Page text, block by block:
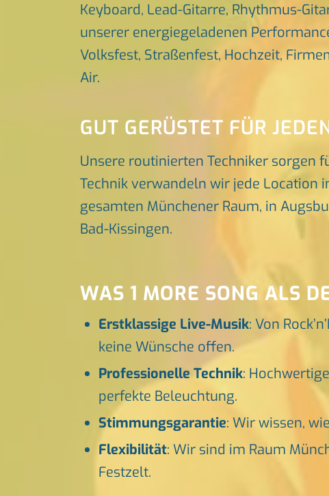
Keyboard, Lead-Gitarre, Rhythmus-
unserer energiegeladenen
Volksfest, Straßenfest, Hochzeit,
Air.
GUT GERÜSTET FÜR
Unsere routinierten Techniker sorgen
Technik verwandeln wir jede Location
gesamten Münchener Raum, in
Bad-Kissingen.
WAS 1 MORE SONG ALS
Erstklassige Live-Musik: Von
keine Wünsche offen.
Professionelle Technik:
perfekte Beleuchtung.
Stimmungsgarantie: Wir wissen,
Flexibilität: Wir sind im Raum
Festzelt.